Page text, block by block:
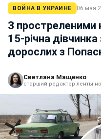
ВОЙНА В УКРАИНЕ 06 мая
З простреленими
15-річна
дорослих з
Светлана Мащенко
старший редактор ленты